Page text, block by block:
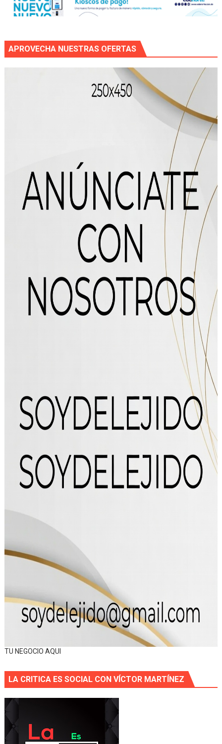
APROVECHA NUESTRAS OFERTAS
TU NEGOCIO AQUI
LA CRITICA ES SOCIAL CON VÍCTOR MARTÍNEZ